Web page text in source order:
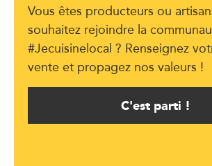
Vous êtes producteurs ou
souhaitez rejoindre la
#Jecuisinelocal ? Renseignez
vente et propagez nos valeurs !
C'est parti !